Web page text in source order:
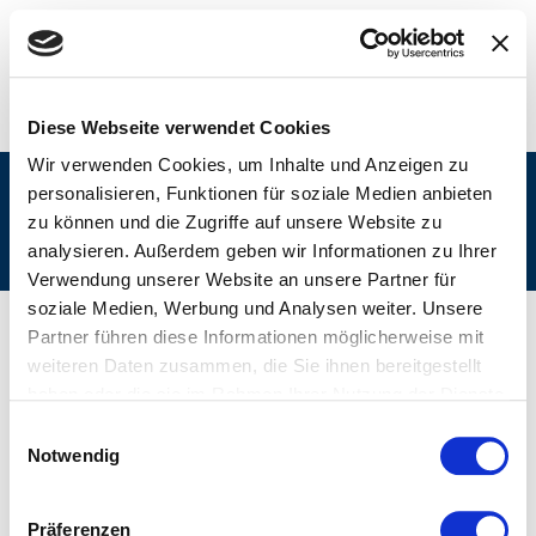
Diese Webseite verwendet Cookies
Wir verwenden Cookies, um Inhalte und Anzeigen zu
personalisieren, Funktionen für soziale Medien anbieten
zu können und die Zugriffe auf unsere Website zu
analysieren. Außerdem geben wir Informationen zu Ihrer
Verwendung unserer Website an unsere Partner für
soziale Medien, Werbung und Analysen weiter. Unsere
Partner führen diese Informationen möglicherweise mit
weiteren Daten zusammen, die Sie ihnen bereitgestellt
Notwendig
Präferenzen
Bauzulieferer